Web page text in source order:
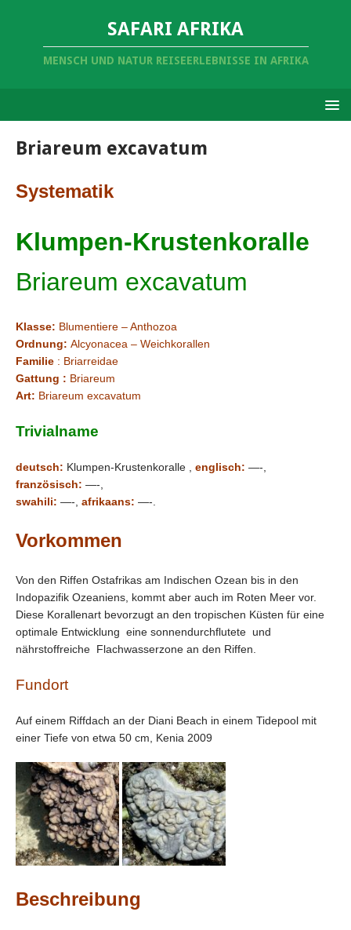
SAFARI AFRIKA
MENSCH UND NATUR REISEERLEBNISSE IN AFRIKA
Briareum excavatum
Systematik
Klumpen-Krustenkoralle
Briareum excavatum
Klasse: Blumentiere – Anthozoa
Ordnung: Alcyonacea – Weichkorallen
Familie : Briarreidae
Gattung : Briareum
Art: Briareum excavatum
Trivialname
deutsch: Klumpen-Krustenkoralle , englisch: —-,
französisch: —-,
swahili: —-, afrikaans: —-.
Vorkommen
Von den Riffen Ostafrikas am Indischen Ozean bis in den
Indopazifik Ozeaniens, kommt aber auch im Roten Meer vor.
Diese Korallenart bevorzugt an den tropischen Küsten für eine
optimale Entwicklung eine sonnendurchflutete und
nährstoffreiche Flachwasserzone an den Riffen.
Fundort
Auf einem Riffdach an der Diani Beach in einem Tidepool mit
einer Tiefe von etwa 50 cm, Kenia 2009
Beschreibung